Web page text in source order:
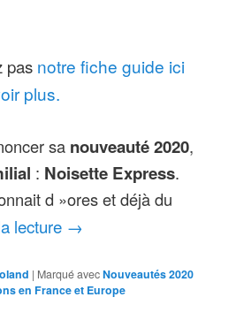
pas notre fiche guide ici
plus.
sa nouveauté 2020,
: Noisette Express.
d »ores et déjà du
lecture →
| Marqué avecNouveautés 2020
en France et Europe